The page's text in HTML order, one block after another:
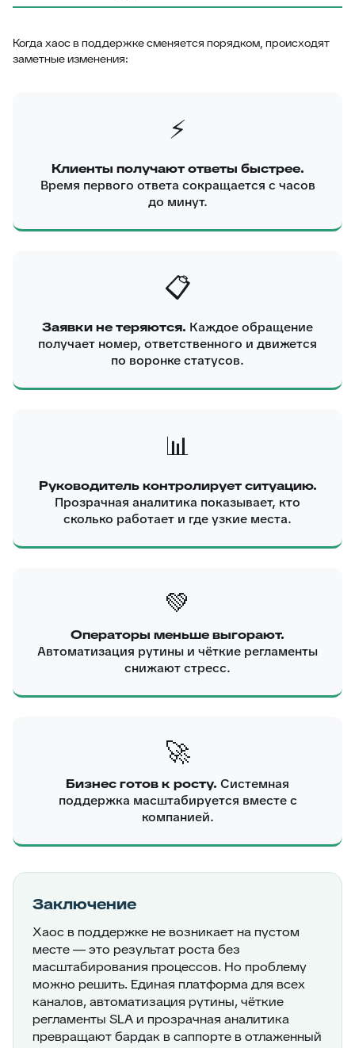
Когда хаос в поддержке сменяется порядком, происходят
заметные изменения:
⚡
Клиенты получают ответы быстрее.
Время первого ответа сокращается с часов
до минут.
📋
Заявки не теряются. Каждое обращение
получает номер, ответственного и движется
по воронке статусов.
📊
Руководитель контролирует ситуацию.
Прозрачная аналитика показывает, кто
сколько работает и где узкие места.
💚
Операторы меньше выгорают.
Автоматизация рутины и чёткие регламенты
снижают стресс.
🚀
Бизнес готов к росту. Системная
поддержка масштабируется вместе с
компанией.
Заключение
Хаос в поддержке не возникает на пустом
месте — это результат роста без
масштабирования процессов. Но проблему
можно решить. Единая платформа для всех
каналов, автоматизация рутины, чёткие
регламенты SLA и прозрачная аналитика
превращают бардак в саппорте в отлаженный